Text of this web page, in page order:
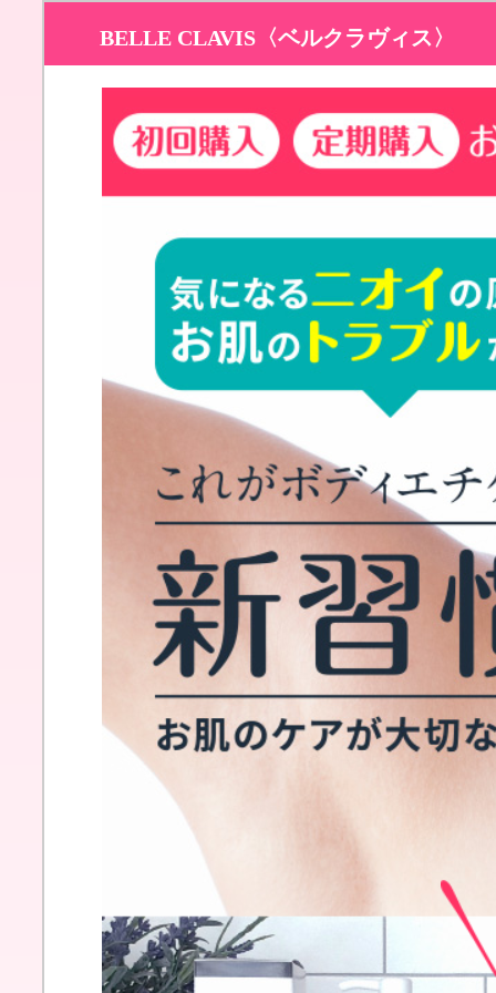
BELLE CLAVIS〈ベルクラヴィス〉